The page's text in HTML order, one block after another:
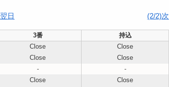
翌日 (2/2)次
3番
持込
Close
Close
Close
Close
-
-
Close
Close